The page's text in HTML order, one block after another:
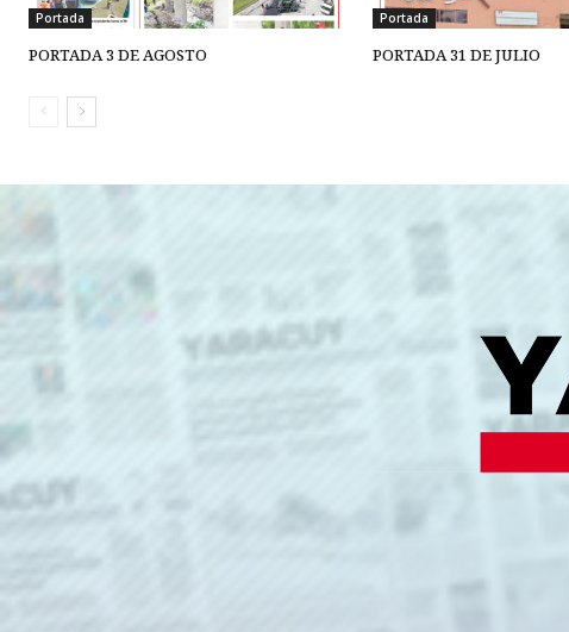
Portada
PORTADA 3 DE AGOSTO
Portada
PORTADA 31 DE JULIO